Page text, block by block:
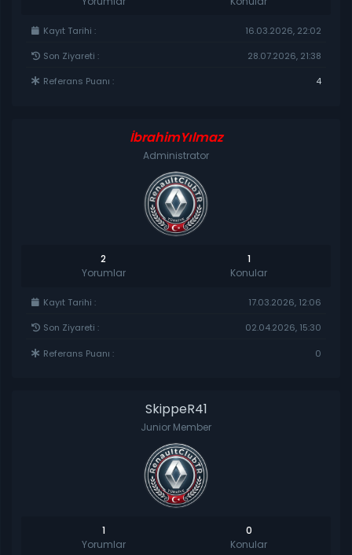
Kayıt Tarihi : 16.03.2026, 22:02
Son Ziyareti : 28.07.2026, 21:38
Referans Puanı : 4
İbrahimYılmaz
Administrator
2
Yorumlar
1
Konular
Kayıt Tarihi : 17.03.2026, 12:06
Son Ziyareti : 02.04.2026, 15:30
Referans Puanı : 0
SkippeR41
Junior Member
1
Yorumlar
0
Konular